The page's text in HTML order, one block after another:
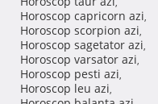
Horoscop capricorn azi,
Horoscop scorpion azi,
Horoscop sagetator azi,
Horoscop varsator azi,
Horoscop pesti azi,
Horoscop leu azi,